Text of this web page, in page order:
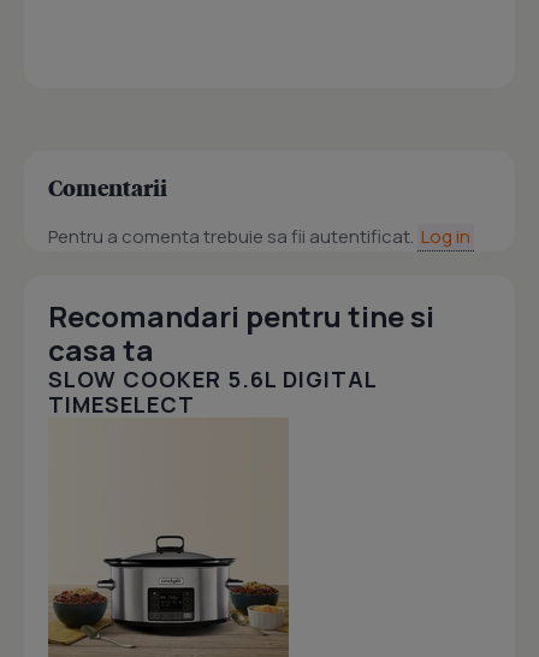
Comentarii
Pentru a comenta trebuie sa fii autentificat. Log in
Recomandari pentru tine si
casa ta
SLOW COOKER 5.6L DIGITAL
TIMESELECT